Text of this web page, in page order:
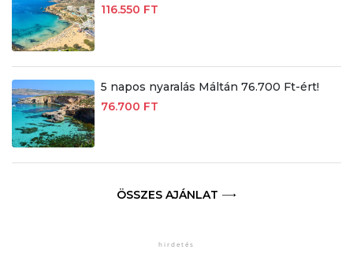
116.550 FT
5 napos nyaralás Máltán 76.700 Ft-ért!
76.700 FT
ÖSSZES AJÁNLAT